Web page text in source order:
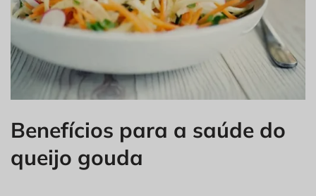
Benefícios para a saúde do
queijo gouda